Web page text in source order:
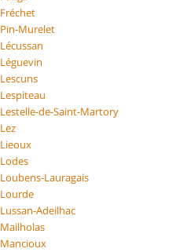
Fréchet
Pin-Murelet
Lécussan
Léguevin
Lescuns
Lespiteau
Lestelle-de-Saint-Martory
Lez
Lieoux
Lodes
Loubens-Lauragais
Lourde
Lussan-Adeilhac
Mailholas
Mancioux